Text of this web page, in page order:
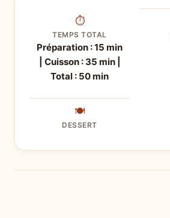
⏱
TEMPS TOTAL
Préparation : 15 min
| Cuisson : 35 min |
Total : 50 min
🍽
DESSERT